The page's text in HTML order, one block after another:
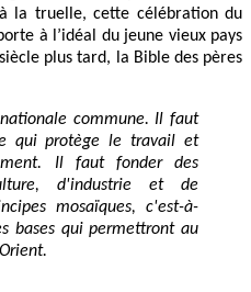
la truelle, cette célébration du
à l’idéal du jeune vieux pays
plus tard, la Bible des pères
commune. Il faut
qui protège le travail et
Il faut fonder des
d'industrie et de
mosaïques, c'est-à-
bases qui permettront au